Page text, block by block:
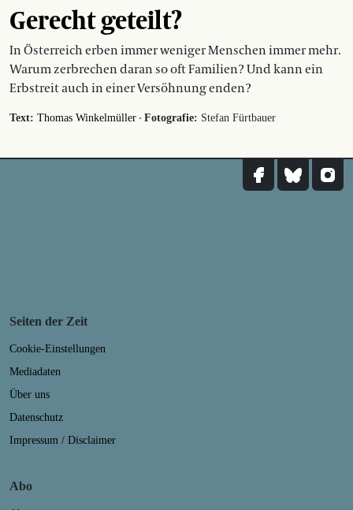
Gerecht geteilt?
In Österreich erben immer weniger Menschen immer mehr.
Warum zerbrechen daran so oft Familien? Und kann ein
Erbstreit auch in einer Versöhnung enden?
Text: Thomas Winkelmüller · Fotografie: Stefan Fürtbauer
Seiten der Zeit
Cookie-Einstellungen
Mediadaten
Über uns
Datenschutz
Impressum / Disclaimer
Abo